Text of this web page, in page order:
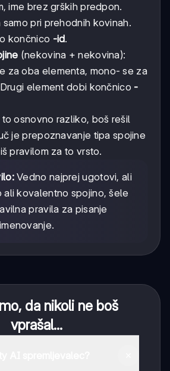
ime brez grških predpon.
samo pri prehodnih kovinah.
končnico -id.
(nekovina + nekovina):
za oba elementa, mono- se za
element dobi končnico -
osnovno razliko, boš rešil
je prepoznavanje tipa spojine
pravilom za to vrsto.
Vedno najprej ugotovi, ali
ali kovalentno spojino, šele
pravila za pisanje
da nikoli ne boš
vprašal...